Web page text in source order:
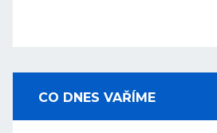
CO DNES VAŘÍME